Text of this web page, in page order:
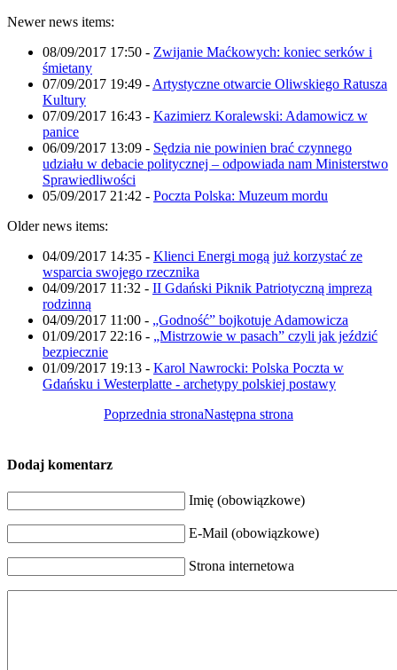
Newer news items:
08/09/2017 17:50 - Zwijanie Maćkowych: koniec serków i
śmietany
07/09/2017 19:49 - Artystyczne otwarcie Oliwskiego Ratusza
Kultury
07/09/2017 16:43 - Kazimierz Koralewski: Adamowicz w
panice
06/09/2017 13:09 - Sędzia nie powinien brać czynnego
udziału w debacie politycznej – odpowiada nam Ministerstwo
Sprawiedliwości
05/09/2017 21:42 - Poczta Polska: Muzeum mordu
Older news items:
04/09/2017 14:35 - Klienci Energi mogą już korzystać ze
wsparcia swojego rzecznika
04/09/2017 11:32 - II Gdański Piknik Patriotyczną imprezą
rodzinną
04/09/2017 11:00 - „Godność” bojkotuje Adamowicza
01/09/2017 22:16 - „Mistrzowie w pasach” czyli jak jeździć
bezpiecznie
01/09/2017 19:13 - Karol Nawrocki: Polska Poczta w
Gdańsku i Westerplatte - archetypy polskiej postawy
Poprzednia stronaNastępna strona
Dodaj komentarz
Imię (obowiązkowe)
E-Mail (obowiązkowe)
Strona internetowa